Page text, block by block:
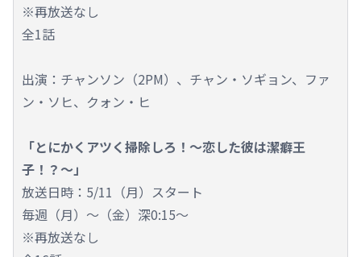
※再放送なし
全1話
出演：チャンソン（2PM）、チャン・ソギョン、ファ
ン・ソヒ、クォン・ヒ
「とにかくアツく掃除しろ！～恋した彼は潔癖王
子！？～」
放送日時：5/11（月）スタート
毎週（月）～（金）深0:15～
※再放送なし